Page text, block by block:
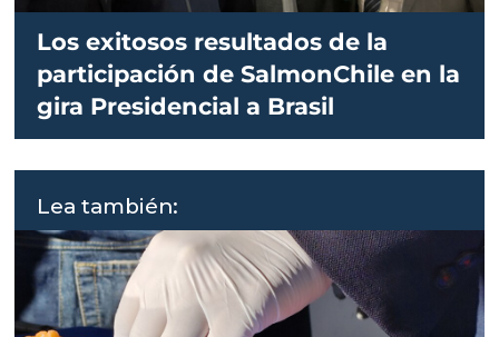
Los exitosos resultados de la
participación de SalmonChile en la
gira Presidencial a Brasil
Lea también: